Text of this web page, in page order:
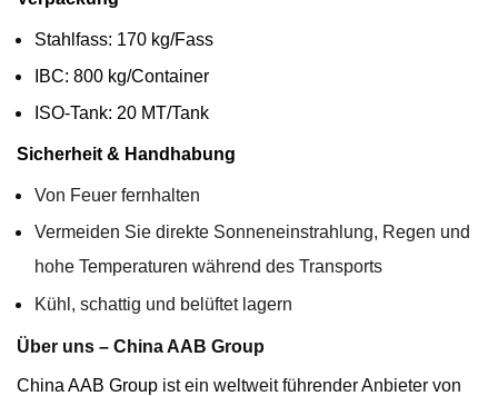
Stahlfass: 170 kg/Fass
IBC: 800 kg/Container
ISO-Tank: 20 MT/Tank
Sicherheit & Handhabung
Von Feuer fernhalten
Vermeiden Sie direkte Sonneneinstrahlung, Regen und
hohe Temperaturen während des Transports
Kühl, schattig und belüftet lagern
Über uns – China AAB Group
China AAB Group ist ein weltweit führender Anbieter von